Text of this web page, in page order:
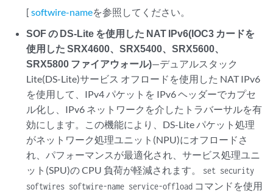
[softwire-nameを参照してください。
SOF の DS-Lite を使用した NAT IPv6(IOC3 カードを
使用した SRX4600、SRX5400、SRX5600、
SRX5800 ファイアウォール)—デュアルスタック
Lite(DS-Lite)サービス オフロードを使用した NAT IPv6
を使用して、IPv4 パケットを IPv6 ヘッダーでカプセ
ル化し、IPv6 ネットワークを介したトラバーサルを有
効にします。この機能により、DS-Lite パケット処理
がネットワーク処理ユニット(NPU)にオフロードさ
れ、パフォーマンスが最適化され、サービス処理ユニ
ット(SPU)の CPU 負荷が軽減されます。 set security
softwires softwire-name service-offload コマンドを使用